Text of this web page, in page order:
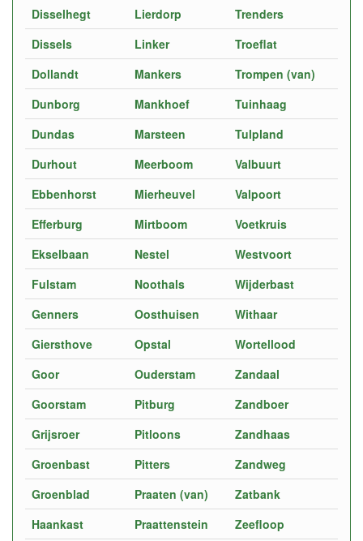
Disselhegt
Dissels
Dollandt
Dunborg
Dundas
Durhout
Ebbenhorst
Efferburg
Ekselbaan
Fulstam
Genners
Giersthove
Goor
Goorstam
Grijsroer
Groenbast
Groenblad
Haankast
Lierdorp
Linker
Mankers
Mankhoef
Marsteen
Meerboom
Mierheuvel
Mirtboom
Nestel
Noothals
Oosthuisen
Opstal
Ouderstam
Pitburg
Pitloons
Pitters
Praaten (van)
Praattenstein
Trenders
Troeflat
Trompen (van)
Tuinhaag
Tulpland
Valbuurt
Valpoort
Voetkruis
Westvoort
Wijderbast
Withaar
Wortellood
Zandaal
Zandboer
Zandhaas
Zandweg
Zatbank
Zeefloop